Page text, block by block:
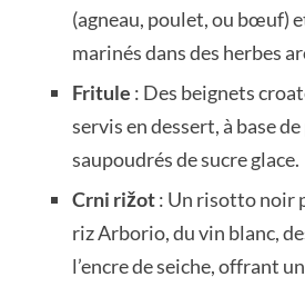
(agneau, poulet, ou bœuf)
marinés dans des herbes
Fritule : Des beignets
servis en dessert, à base
saupoudrés de sucre glace.
Crni rižot: Un risotto noir
riz Arborio, du vin blanc,
l’encre de seiche, offrant